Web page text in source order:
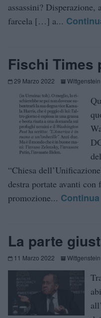
assassini?
farcela […] a...
Fischi Times
29 Marzo 2022 Wittgenstein
“Chiesa
destra portate avanti
promozione... Continua
La parte
11 Marzo 2022 Wittgenstein